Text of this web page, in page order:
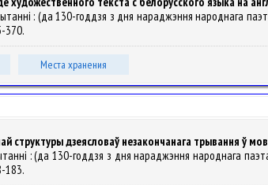
: (да 130-годдзя з дня нараджэння народнага
370.
Места хранения
структуры дзеясловаў незакончанага трывання ў
: (да 130-годдзя з дня нараджэння народнага
183.